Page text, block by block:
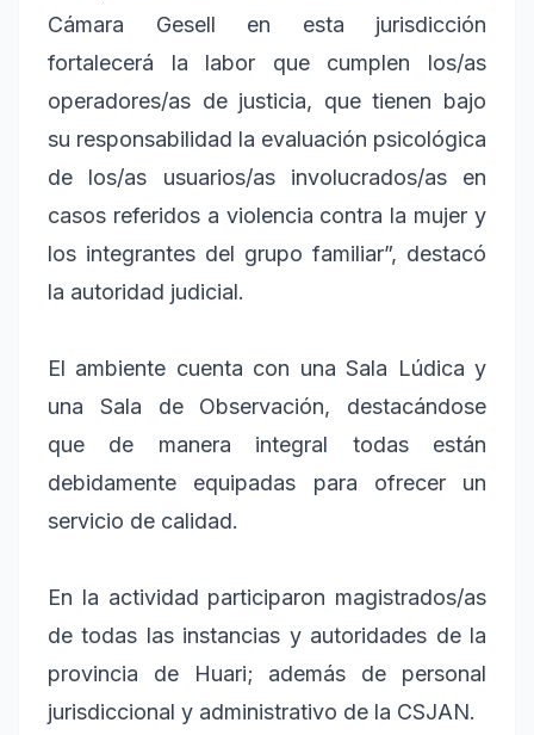
Cámara Gesell en esta jurisdicción
fortalecerá la labor que cumplen los/as
operadores/as de justicia, que tienen bajo
su responsabilidad la evaluación psicológica
de los/as usuarios/as involucrados/as en
casos referidos a violencia contra la mujer y
los integrantes del grupo familiar”, destacó
la autoridad judicial.
El ambiente cuenta con una Sala Lúdica y
una Sala de Observación, destacándose
que de manera integral todas están
debidamente equipadas para ofrecer un
servicio de calidad.
En la actividad participaron magistrados/as
de todas las instancias y autoridades de la
provincia de Huari; además de personal
jurisdiccional y administrativo de la CSJAN.